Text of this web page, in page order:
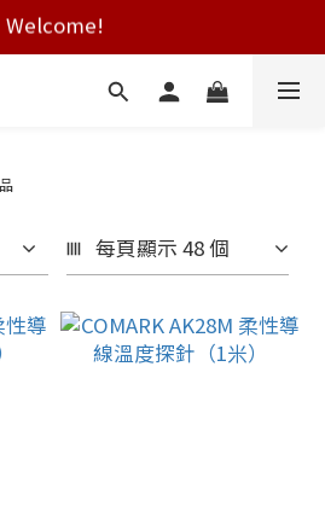
HK orders over $2000
Welcome!
每頁顯示 48 個